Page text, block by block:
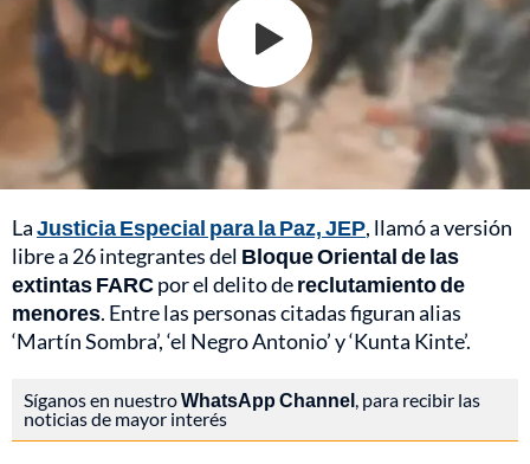
LaJusticia Especial para la Paz, JEP, llamó a versión
libre a 26 integrantes del Bloque Oriental de las
extintas FARCpor el delito dereclutamiento de
menores. Entre las personas citadas figuran alias
‘Martín Sombra’, ‘el Negro Antonio’ y ‘Kunta Kinte’.
Síganos en nuestroWhatsApp Channel , para recibir las
noticias de mayor interés